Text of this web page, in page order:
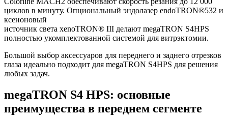
циклов в минуту. Опциональный эндолазер endoTRON®532 и
ксеноновый
источник света xenoTRON® III делают megaTRON S4HPS
полностью укомплектованной системой для витрэктомии.
Большой выбор аксессуаров для переднего и заднего отрезков
глаза идеально подходит для megaTRON S4HPS для решения
любых задач.
megaTRON S4 HPS: основные
преимущества в переднем сегменте